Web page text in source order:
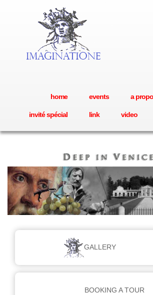
home events a
invité spécial link video
GALLERY
BOOKING A TOUR